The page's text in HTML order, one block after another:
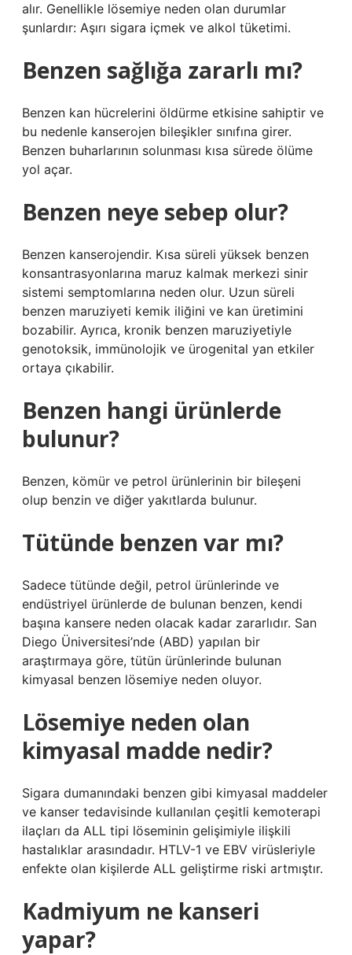
alır. Genellikle lösemiye neden olan durumlar
şunlardır: Aşırı sigara içmek ve alkol tüketimi.
Benzen sağlığa zararlı mı?
Benzen kan hücrelerini öldürme etkisine sahiptir ve
bu nedenle kanserojen bileşikler sınıfına girer.
Benzen buharlarının solunması kısa sürede ölüme
yol açar.
Benzen neye sebep olur?
Benzen kanserojendir. Kısa süreli yüksek benzen
konsantrasyonlarına maruz kalmak merkezi sinir
sistemi semptomlarına neden olur. Uzun süreli
benzen maruziyeti kemik iliğini ve kan üretimini
bozabilir. Ayrıca, kronik benzen maruziyetiyle
genotoksik, immünolojik ve ürogenital yan etkiler
ortaya çıkabilir.
Benzen hangi ürünlerde
bulunur?
Benzen, kömür ve petrol ürünlerinin bir bileşeni
olup benzin ve diğer yakıtlarda bulunur.
Tütünde benzen var mı?
Sadece tütünde değil, petrol ürünlerinde ve
endüstriyel ürünlerde de bulunan benzen, kendi
başına kansere neden olacak kadar zararlıdır. San
Diego Üniversitesi’nde (ABD) yapılan bir
araştırmaya göre, tütün ürünlerinde bulunan
kimyasal benzen lösemiye neden oluyor.
Lösemiye neden olan
kimyasal madde nedir?
Sigara dumanındaki benzen gibi kimyasal maddeler
ve kanser tedavisinde kullanılan çeşitli kemoterapi
ilaçları da ALL tipi löseminin gelişimiyle ilişkili
hastalıklar arasındadır. HTLV-1 ve EBV virüsleriyle
enfekte olan kişilerde ALL geliştirme riski artmıştır.
Kadmiyum ne kanseri
yapar?